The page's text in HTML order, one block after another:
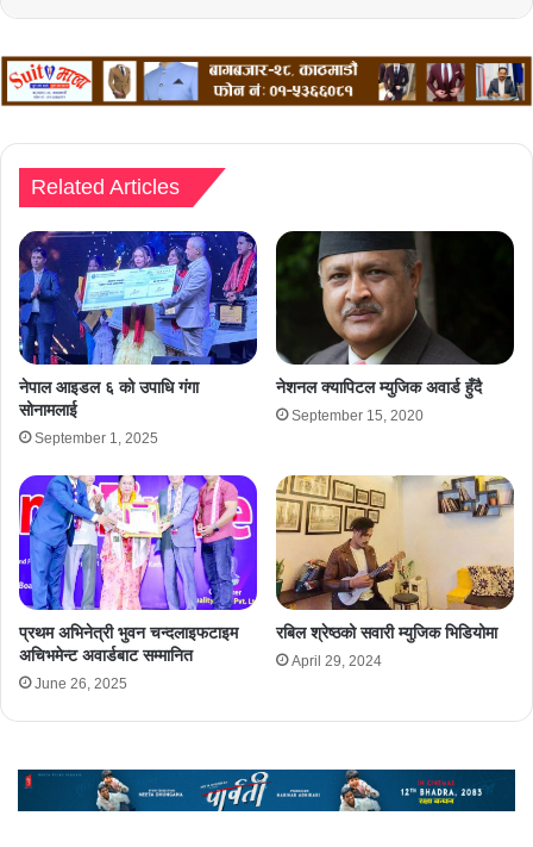
Related Articles
नेपाल आइडल ६ को उपाधि गंगा
सोनामलाई
September 1, 2025
नेशनल क्यापिटल म्युजिक अवार्ड हुँदै
September 15, 2020
प्रथम अभिनेत्री भुवन चन्दलाइफटाइम
अचिभमेन्ट अवार्डबाट सम्मानित
June 26, 2025
रबिल श्रेष्ठको सवारी म्युजिक भिडियोमा
April 29, 2024